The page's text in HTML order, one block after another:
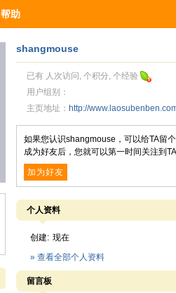
帮助
shangmouse
已有 人次访问, 个积分, 个经验
用户组别：
主页地址： http://
如果您认识shangmouse，可以给TA留
成为好友后，您就可以第一时间关注到
加为好友
个人资料
创建: 现在
» 查看全部个人资料
留言板